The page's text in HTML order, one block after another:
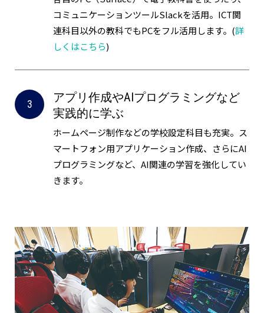
コミュニケーションツールSlackを活用。ICT関
連科目以外の教科でもPCをフル活用します。(詳
しくはこちら)
アプリ作成やAIプログラミングなど
実践的に学ぶ
ホームページ制作などの学校設定科目も充実。ス
マートフォン用アプリケーション作成、さらにAI
プログラミングなど、AI関連の学習を強化してい
きます。